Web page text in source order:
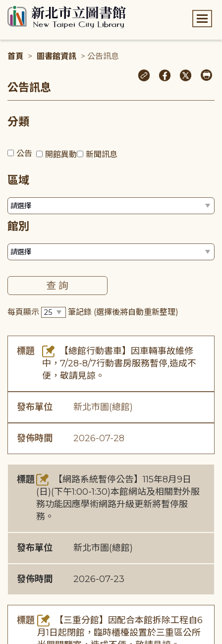
首頁 > 圖書館資訊 > 公告訊息
公告訊息
分類
公告 開館異動 新聞訊息
區域
館別
每頁顯示 筆記錄 (選擇後將自動重新整理)
標題
【總館行動書車】因車輛事故維修
中，7/28-8/7行動書房服務暫停,造成不
便，敬請見諒。
發布單位 新北市圖(總館)
發佈時間 2026-07-28
標題
【網路系統暫停公告】115年8月9日
(日)(下午1:00-1:30)本館網站及相關對外服
務功能因應學術網路升級更新將暫停服
務。
發布單位 新北市圖(總館)
發佈時間 2026-07-23
標題
【三重分館】因配合本館拆除工程自6
月1日起閉館，臨時櫃檯設置於三重區公所